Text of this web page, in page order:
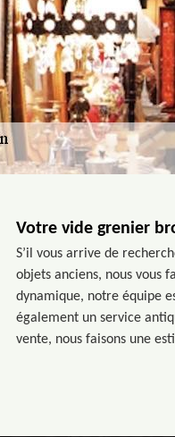
Votre vide grenier
S’il vous arrive de
objets anciens, nous vous
dynamique, notre équipe
également un service
vente, nous faisons une